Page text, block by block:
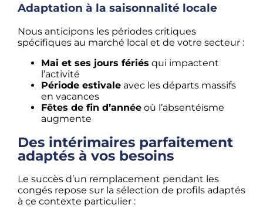
Adaptation à la saisonnalité locale
Nous anticipons les périodes critiques
spécifiques au marché local et de votre secteur :
Mai et ses jours fériés qui impactent
l’activité
Période estivaleavec les départs massifs
en vacances
Fêtes de fin d’annéeoù l’absentéisme
augmente
Des intérimaires parfaitement
adaptés à vos besoins
Le succès d’un remplacement pendant les
congés repose sur la sélection de profils adaptés
à ce contexte particulier :